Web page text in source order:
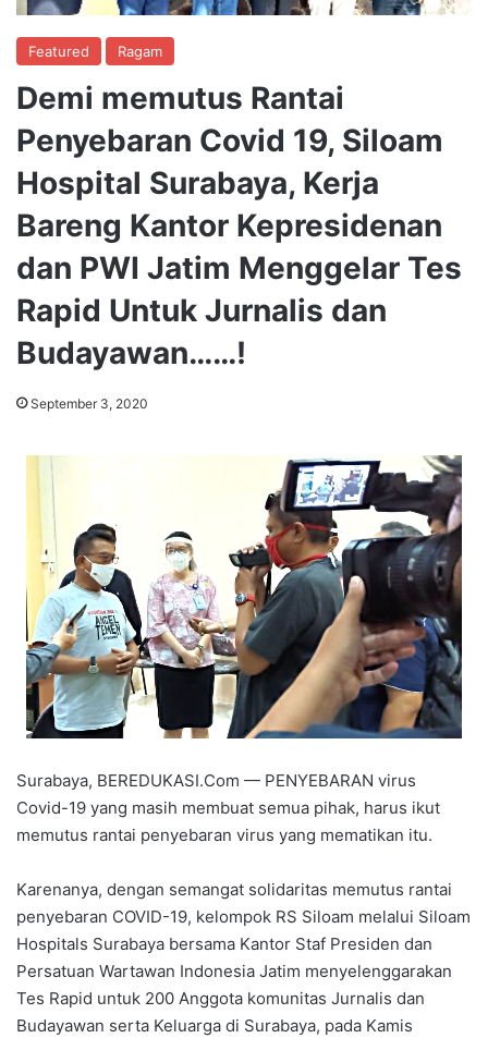
Featured Ragam
Demi memutus Rantai
Penyebaran Covid 19, Siloam
Hospital Surabaya, Kerja
Bareng Kantor Kepresidenan
dan PWI Jatim Menggelar Tes
Rapid Untuk Jurnalis dan
Budayawan……!
September 3, 2020
Surabaya, BEREDUKASI.Com — PENYEBARAN virus
Covid-19 yang masih membuat semua pihak, harus ikut
memutus rantai penyebaran virus yang mematikan itu.
Karenanya, dengan semangat solidaritas memutus rantai
penyebaran COVID-19, kelompok RS Siloam melalui Siloam
Hospitals Surabaya bersama Kantor Staf Presiden dan
Persatuan Wartawan Indonesia Jatim menyelenggarakan
Tes Rapid untuk 200 Anggota komunitas Jurnalis dan
Budayawan serta Keluarga di Surabaya, pada Kamis